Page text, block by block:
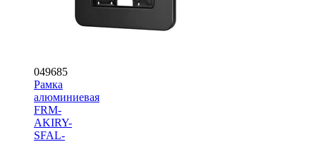
049685
Рамка
алюминиевая
FRM-
AKIRY-
SFAL-